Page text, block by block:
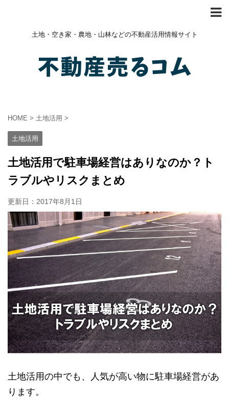
土地・空き家・農地・山林などの不動産活用情報サイト
HOME > 土地活用 >
土地活用
土地活用で駐車場経営はありなのか？ト
ラブルやリスクまとめ
更新日： 2017年8月1日
土地活用の中でも、人気が高い物に駐車場経営があ
ります。